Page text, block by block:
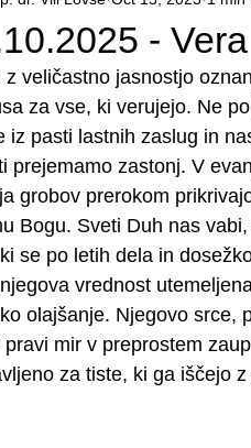
-
z veličastno jasnostjo
za vse, ki verujejo. Ne
iz pasti lastnih zaslug in
prejemamo zastonj. V
grobov prerokom
Bogu. Sveti Duh nas
se po letih dela in
vrednost
olajšanje. Njegovo srce,
pravi mir v preprostem
za tiste, ki ga iščejo